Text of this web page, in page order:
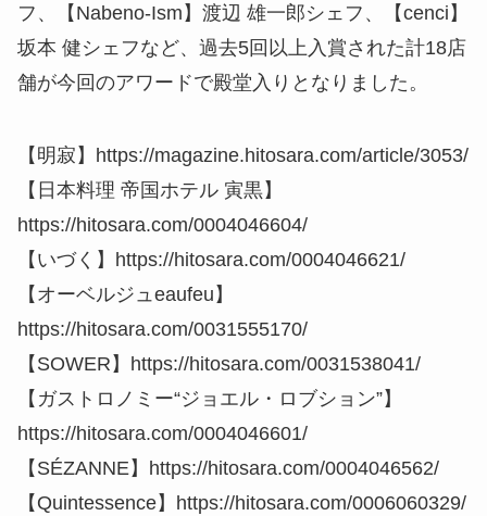
フ、【Nabeno-Ism】渡辺 雄一郎シェフ、【cenci】
坂本 健シェフなど、過去5回以上入賞された計18店
舗が今回のアワードで殿堂入りとなりました。
【明寂】https://magazine.hitosara.com/article/3053/
【日本料理 帝国ホテル 寅黒】
https://hitosara.com/0004046604/
【いづく】https://hitosara.com/0004046621/
【オーベルジュeaufeu】
https://hitosara.com/0031555170/
【SOWER】https://hitosara.com/0031538041/
【ガストロノミー“ジョエル・ロブション”】
https://hitosara.com/0004046601/
【SÉZANNE】https://hitosara.com/0004046562/
【Quintessence】https://hitosara.com/0006060329/